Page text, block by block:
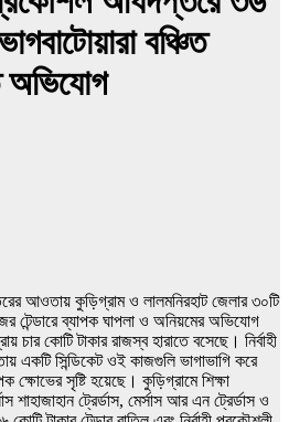
বঞ্চিত
অভিযোগ
আওতায় কুড়িগ্রাম ও লালমনিরহাট জেলার ৩০টি
টেন্ডারে ব্যাপক ঘাপলা ও অনিয়মের অভিযোগ
চার কোটি টাকার রাজস্ব হারাতে বসেছে। নির্বাহী
একটি সিন্ডিকেট ওই কাজগুলি ভাগাভাগি করে
ক্ষোভের সৃষ্টি হয়েছে। কুড়িগ্রামে শিক্ষা
শাহাজাহান ট্রের্ডাস, মের্সাস আর এন ট্রের্ডাস ও